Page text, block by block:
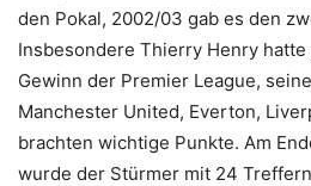
den Pokal, 2002/03 gab es den
Insbesondere Thierry Henry
Gewinn der Premier League,
Manchester United, Everton,
brachten wichtige Punkte. Am
wurde der Stürmer mit 24